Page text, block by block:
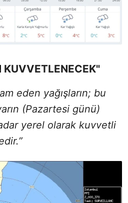
KUVVETLENECEK"
eden yağışların; bu
(Pazartesi günü)
yerel olarak kuvvetli